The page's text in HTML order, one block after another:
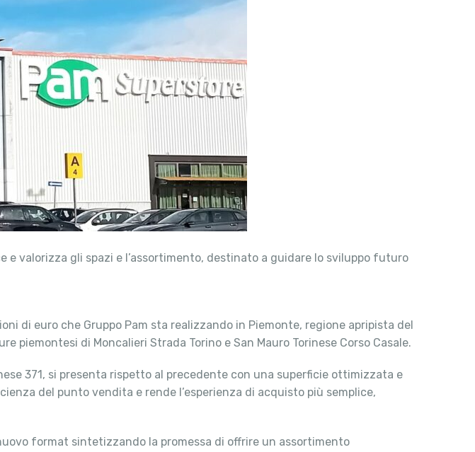
valorizza gli spazi e l’assortimento, destinato a guidare lo sviluppo futuro
di euro che Gruppo Pam sta realizzando in Piemonte, regione apripista del
piemontesi di Moncalieri Strada Torino e San Mauro Torinese Corso Casale.
371, si presenta rispetto al precedente con una superficie ottimizzata e
del punto vendita e rende l’esperienza di acquisto più semplice,
format sintetizzando la promessa di offrire un assortimento